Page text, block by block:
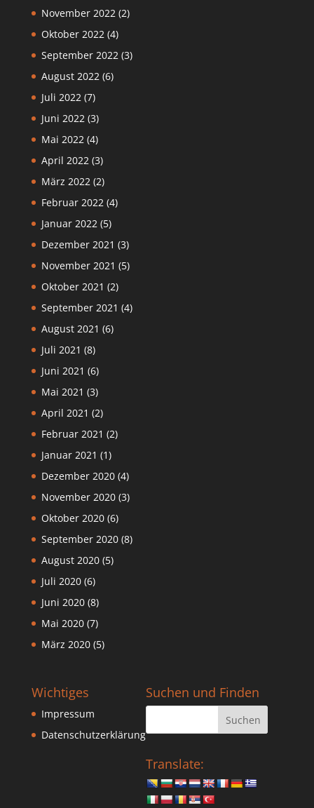
November 2022(2)
Oktober 2022(4)
September 2022(3)
August 2022(6)
Juli 2022(7)
Juni 2022(3)
Mai 2022(4)
April 2022(3)
März 2022(2)
Februar 2022(4)
Januar 2022(5)
Dezember 2021 (3)
November 2021 (5)
Oktober 2021 (2)
September 2021 (4)
August 2021 (6)
Juli 2021 (8)
Juni 2021 (6)
Mai 2021 (3)
April 2021 (2)
Februar 2021 (2)
Januar 2021 (1)
Dezember 2020(4)
November 2020(3)
Oktober 2020(6)
September 2020(8)
August 2020(5)
Juli 2020(6)
Juni 2020(8)
Mai 2020(7)
März 2020(5)
Wichtiges
Impressum
Datenschutzerklärung
Suchen und Finden
Translate: